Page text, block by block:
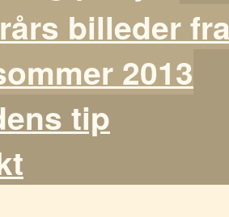
billeder
2013
tip